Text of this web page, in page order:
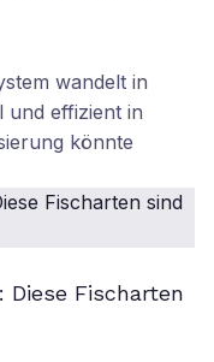
wandelt in
und effizient in
könnte
Diese Fischarten